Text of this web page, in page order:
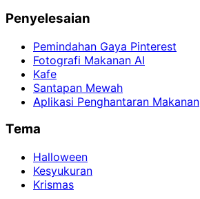
Penyelesaian
Pemindahan Gaya Pinterest
Fotografi Makanan AI
Kafe
Santapan Mewah
Aplikasi Penghantaran Makanan
Tema
Halloween
Kesyukuran
Krismas